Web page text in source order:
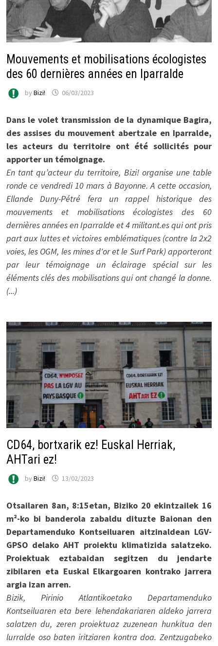
Mouvements et mobilisations écologistes
des 60 dernières années en Iparralde
by Bizi! 06/03/2023
Dans le volet transmission de la dynamique Bagira,
des assises du mouvement abertzale en Iparralde,
les acteurs du territoire ont été sollicités pour
apporter un témoignage.
En tant qu’acteur du territoire, Bizi! organise une table
ronde ce vendredi 10 mars à Bayonne. A cette occasion,
Ellande Duny-Pétré fera un rappel historique des
mouvements et mobilisations écologistes des 60
dernières années en Iparralde et 4 militant.es qui ont pris
part aux luttes et victoires emblématiques (contre la 2x2
voies, les OGM, les mines d'or et le Surf Park) apporteront
par leur témoignage un éclairage spécial sur les
éléments clés des mobilisations qui ont changé la donne.
(...)
CD64, bortxarik ez! Euskal Herriak,
AHTari ez!
by Bizi! 13/02/2023
Otsailaren 8an, 8:15etan, Biziko 20 ekintzailek 16
m²-ko bi banderola zabaldu dituzte Baionan den
Departamenduko Kontseiluaren aitzinaldean LGV-
GPSO delako AHT proiektu klimatizida salatzeko.
Proiektuak eztabaidan segitzen du jendarte
zibilaren eta Euskal Elkargoaren kontrako jarrera
argia izan arren.
Bizik, Pirinio Atlantikoetako Departamenduko
Kontseiluaren eta bere lehendakariaren aldeko jarrera
salatzen du, zeren proiektuaz zuzenean hunkitua den
lurralde oso baten iritziaren kontra doa. Zentzugabeko